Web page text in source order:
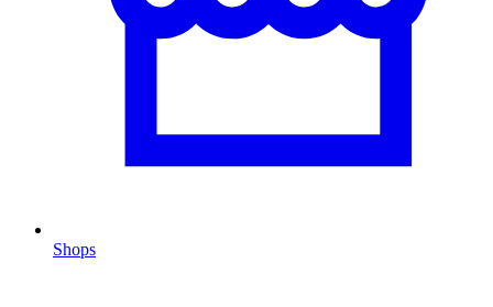
Shops